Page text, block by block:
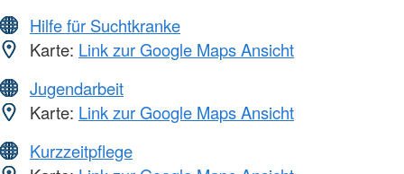
Hilfe für Suchtkranke
Karte: Link zur Google Maps Ansicht
Jugendarbeit
Karte: Link zur Google Maps Ansicht
Kurzzeitpflege